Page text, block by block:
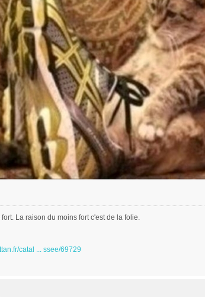
La raison du moins fort c'est de la folie.
catal ... ssee/69729